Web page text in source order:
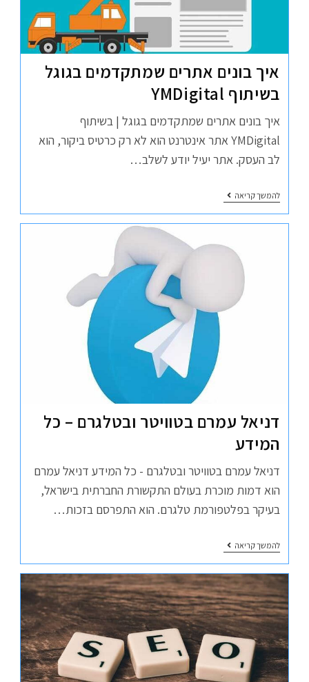
איך בונים אתרים שמתקדמים בגוגל
בשיתוף YMDigital
איך בונים אתרים שמתקדמים בגוגל | בשיתוף
YMDigital אתר אינטרנט הוא לא רק כרטיס ביקור, הוא
לב העסק. אתר יעיל יודע לשלב…
להמשך קריאה
דניאל עמרם בטוויטר ובטלגרם – כל
המידע
דניאל עמרם בטוויטר ובטלגרם - כל המידע דניאל עמרם
הוא דמות מוכרת בעולם התקשורת החברתית בישראל,
בעיקר בפלטפורמת טלגרם. הוא התפרסם בזכות…
להמשך קריאה